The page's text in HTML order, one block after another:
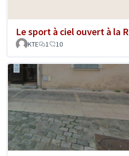
Le sport à ciel ouvert à la
KTE
1 10